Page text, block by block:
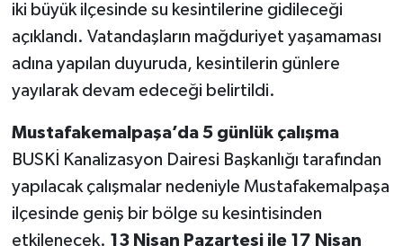
iki büyük ilçesinde su kesintilerine gidileceği
açıklandı. Vatandaşların mağduriyet yaşamaması
adına yapılan duyuruda, kesintilerin günlere
yayılarak devam edeceği belirtildi.
Mustafakemalpaşa’da 5 günlük çalışma
BUSKİ Kanalizasyon Dairesi Başkanlığı tarafından
yapılacak çalışmalar nedeniyle Mustafakemalpaşa
ilçesinde geniş bir bölge su kesintisinden
etkilenecek. 13 Nisan Pazartesi ile 17 Nisan